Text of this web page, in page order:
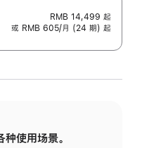
RMB 14,499 起
或 RMB 605/月 (24 期) 起
种使用场景。